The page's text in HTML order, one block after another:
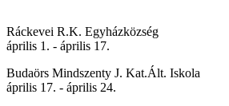
Ráckevei R.K. Egyházközség
április 1. - április 17.
Budaörs Mindszenty J. Kat.Ált. Iskola
április 17. - április 24.